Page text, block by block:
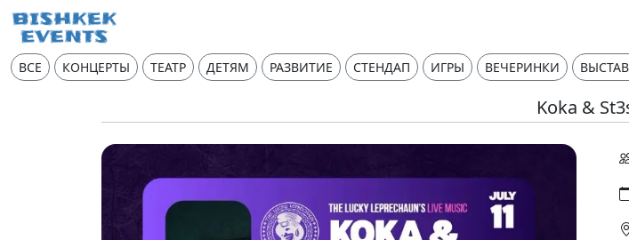
ВСЕ КОНЦЕРТЫ ТЕАТР ДЕТЯМ РАЗВИТИЕ СТЕНДАП ИГРЫ ВЕЧЕРИНКИ
Koka &